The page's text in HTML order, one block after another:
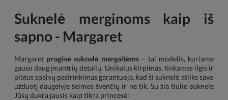
Suknelė merginoms kaip iš
sapno - Margaret
Margaret proginė suknelė mergaitėms – tai modelis, kuriame
gausu daug įmantrių detalių. Unikalus kirpimas, tinkamas ilgis ir
platus spalvų pasirinkimas garantuoja, kad ši suknelė atliks savo
užduotį daugelyje šeimos švenčių ir ne tik. Su šia tiulio suknele
Jūsų dukra jausis kaip tikra princesė!